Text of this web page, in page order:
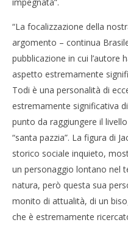
“La focalizzazione della
argomento – continua
pubblicazione in cui l’autore
aspetto estremamente
Todi è una personalità di
estremamente significativa
punto da raggiungere il
“santa pazzia”. La figura di
storico sociale inquieto,
un personaggio lontano nel
natura, però questa sua
monito di attualità, di un
che è estremamente